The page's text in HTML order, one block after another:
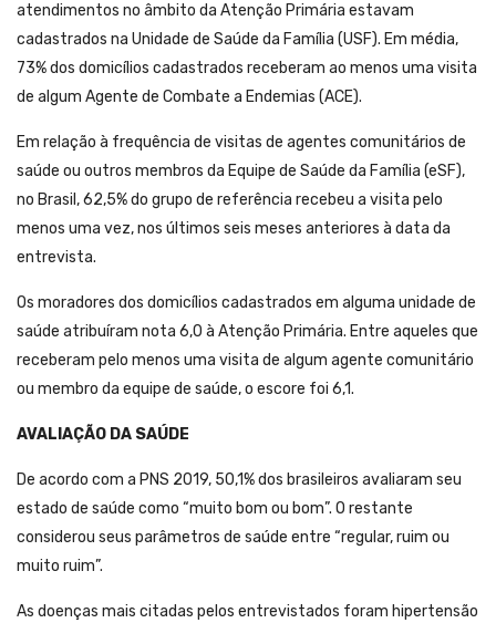
atendimentos no âmbito da Atenção Primária estavam
cadastrados na Unidade de Saúde da Família (USF). Em média,
73% dos domicílios cadastrados receberam ao menos uma visita
de algum Agente de Combate a Endemias (ACE).
Em relação à frequência de visitas de agentes comunitários de
saúde ou outros membros da Equipe de Saúde da Família (eSF),
no Brasil, 62,5% do grupo de referência recebeu a visita pelo
menos uma vez, nos últimos seis meses anteriores à data da
entrevista.
Os moradores dos domicílios cadastrados em alguma unidade de
saúde atribuíram nota 6,0 à Atenção Primária. Entre aqueles que
receberam pelo menos uma visita de algum agente comunitário
ou membro da equipe de saúde, o escore foi 6,1.
AVALIAÇÃO DA SAÚDE
De acordo com a PNS 2019, 50,1% dos brasileiros avaliaram seu
estado de saúde como “muito bom ou bom”. O restante
considerou seus parâmetros de saúde entre “regular, ruim ou
muito ruim”.
As doenças mais citadas pelos entrevistados foram hipertensão